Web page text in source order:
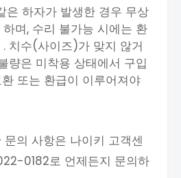
은 하자가 발생한 경우 무상
며, 수리 불가능 시에는 환
치수(사이즈)가 맞지 않거
량은 미착용 상태에서 구입
또는 환급이 이루어져야
의 사항은 나이키 고객센
0182로 언제든지 문의하